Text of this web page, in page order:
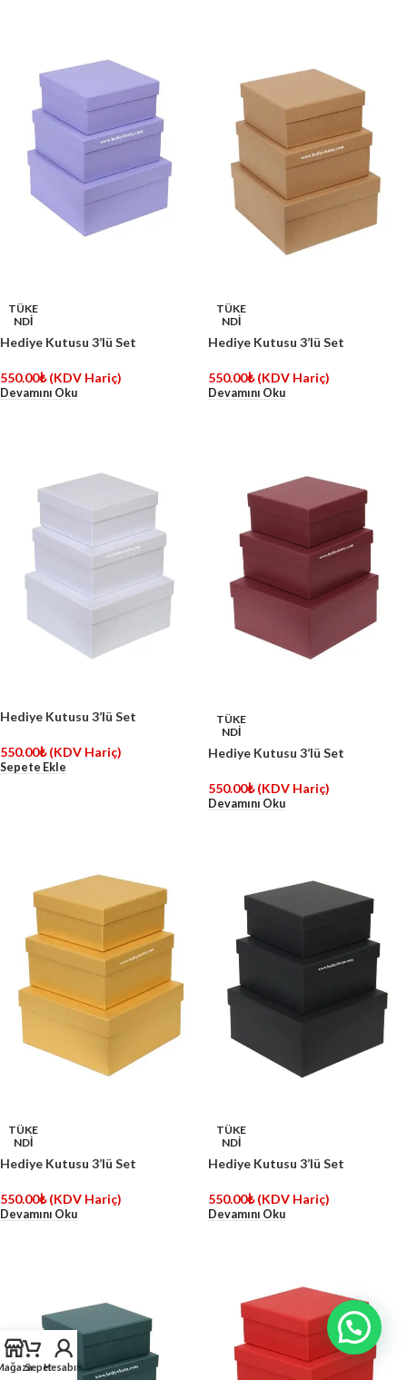
TÜKE
NDİ
Hediye Kutusu 3’lü Set
550.00₺ (KDV Hariç)
Devamını Oku
TÜKE
NDİ
Hediye Kutusu 3’lü Set
550.00₺ (KDV Hariç)
Devamını Oku
Hediye Kutusu 3’lü Set
550.00₺ (KDV Hariç)
Sepete Ekle
TÜKE
NDİ
Hediye Kutusu 3’lü Set
550.00₺ (KDV Hariç)
Devamını Oku
TÜKE
NDİ
Hediye Kutusu 3’lü Set
550.00₺ (KDV Hariç)
Devamını Oku
TÜKE
NDİ
Hediye Kutusu 3’lü Set
550.00₺ (KDV Hariç)
Devamını Oku
SepetHesabım
İletişime Geçiniz